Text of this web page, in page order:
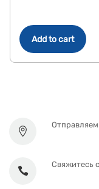
Add to cart
$26.00.
Отправляем
Свяжитесь